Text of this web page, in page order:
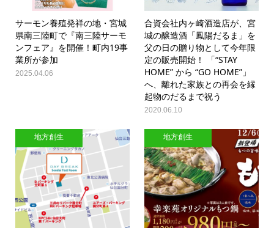
サーモン養殖発祥の地・宮城
県南三陸町で『南三陸サーモ
ンフェア』を開催！町内19事
業所が参加
2025.04.06
合資会社内ヶ崎酒造店が、宮
城の醸造酒「鳳陽だるま」を
父の日の贈り物として今年限
定の販売開始！ 「“STAY
HOME” から “GO HOME”」
へ、離れた家族との再会を縁
起物のだるまで祝う
2020.06.10
地方創生 地方創生